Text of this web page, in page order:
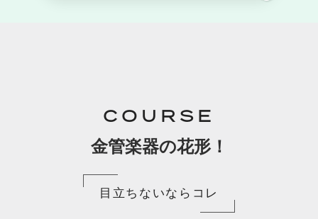
COURSE
金管楽器の花形！
目立ちないならコレ